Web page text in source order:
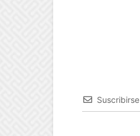
Suscribirse